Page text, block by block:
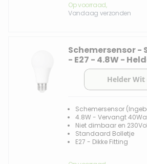
Op voorraad,
Vandaag verzonden
Schemersensor -
- E27 - 4.8W -
- Opaal
Schemersensor
4.8W - Vervangt
Niet dimbaar en
Standaard Bolletje
E27 - Dikke Fitting